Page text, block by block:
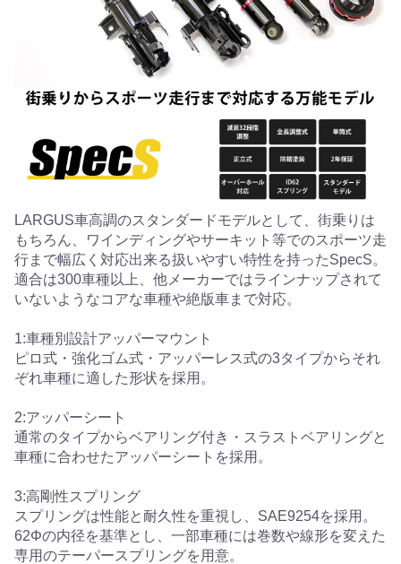
LARGUS車高調のスタンダードモデルとして、街乗りは
もちろん、ワインディングやサーキット等でのスポーツ走
行まで幅広く対応出来る扱いやすい特性を持ったSpecS。
適合は300車種以上、他メーカーではラインナップされて
いないようなコアな車種や絶版車まで対応。
1:車種別設計アッパーマウント
ピロ式・強化ゴム式・アッパーレス式の3タイプからそれ
ぞれ車種に適した形状を採用。
2:アッパーシート
通常のタイプからベアリング付き・スラストベアリングと
車種に合わせたアッパーシートを採用。
3:高剛性スプリング
スプリングは性能と耐久性を重視し、SAE9254を採用。
62Φの内径を基準とし、一部車種には巻数や線形を変えた
専用のテーパースプリングを用意。